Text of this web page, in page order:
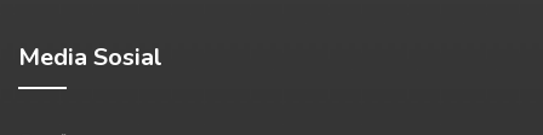
Media Sosial